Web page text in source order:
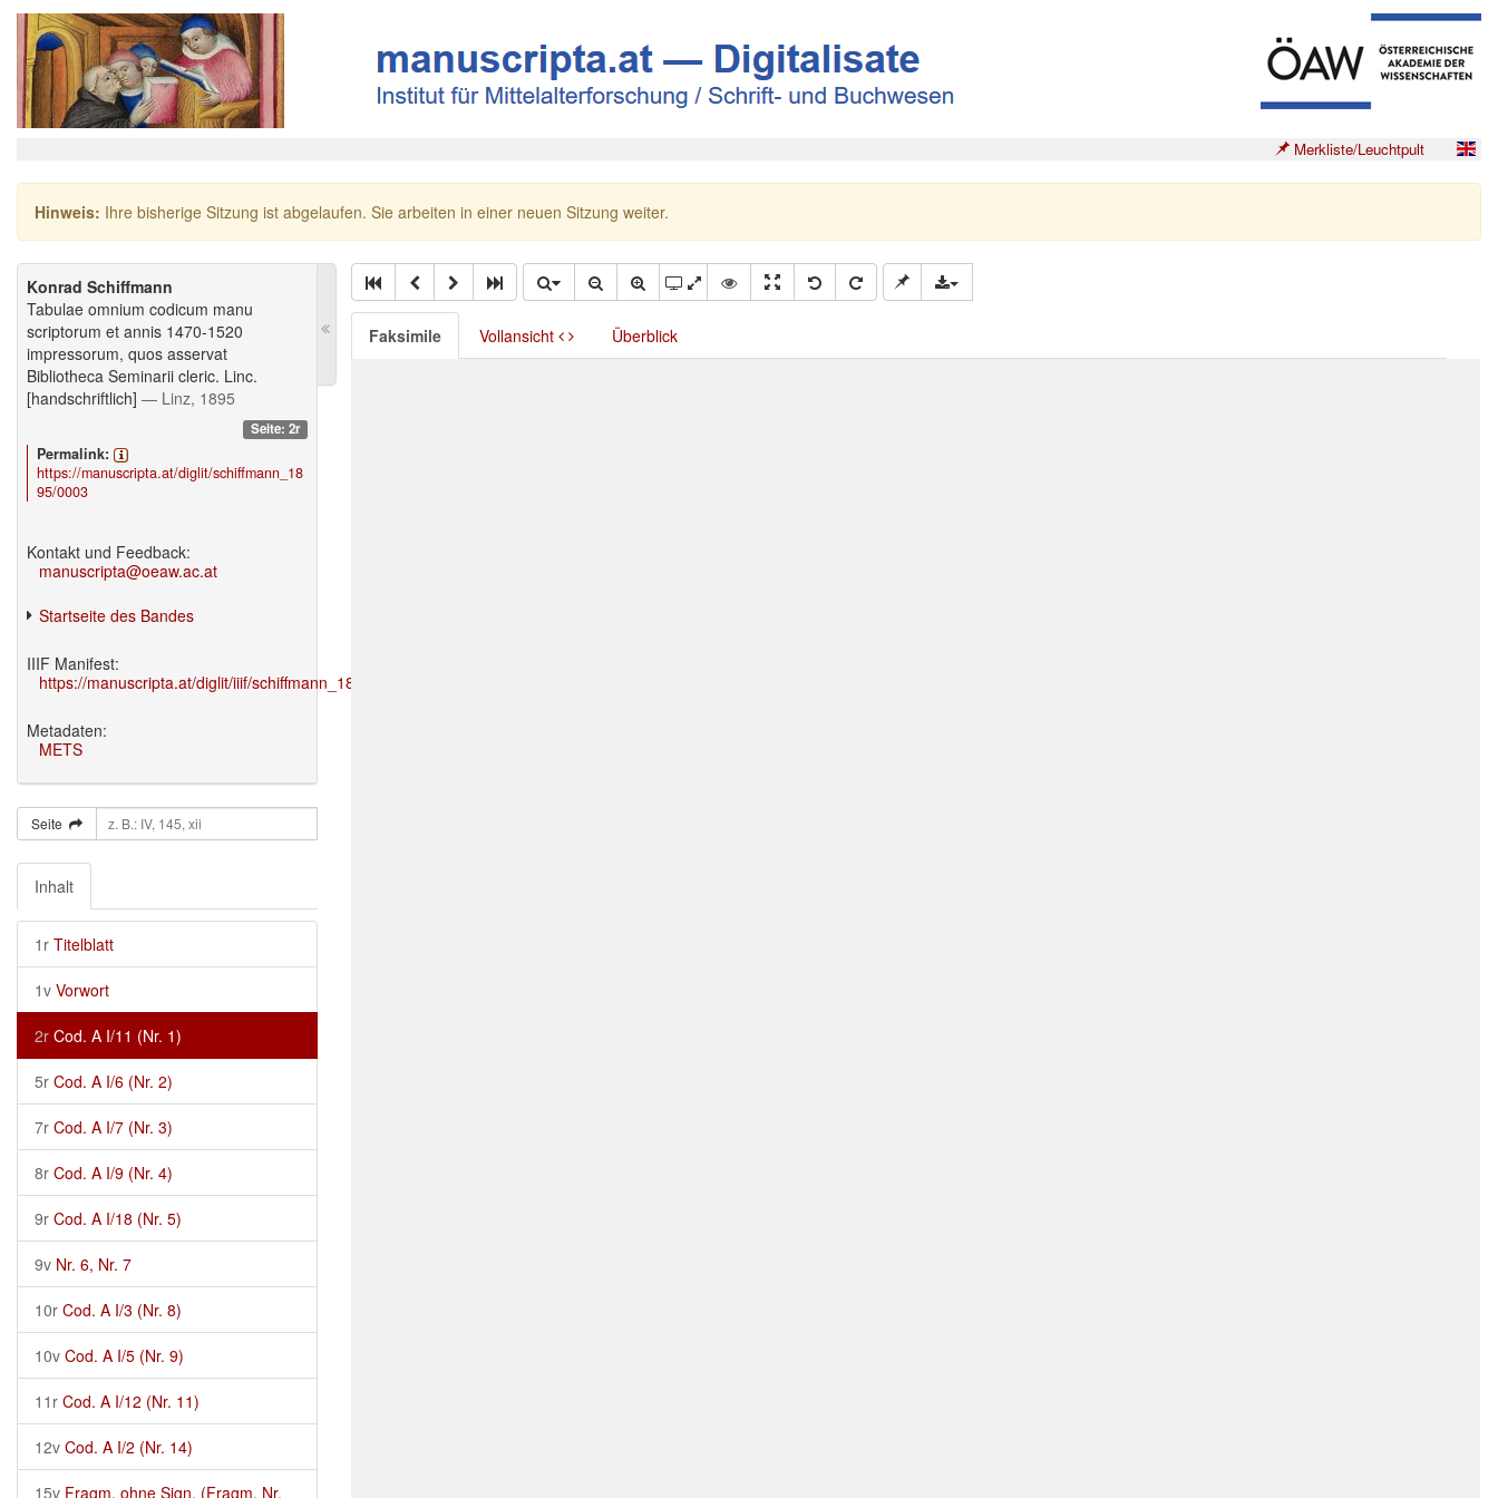
Merkliste/Leuchtpult
Hinweis: Ihre bisherige Sitzung ist abgelaufen. Sie arbeiten in einer neuen Sitzung weiter.
Konrad Schiffmann
Tabulae omnium codicum manu
scriptorum et annis 1470-1520
impressorum, quos asservat
Bibliotheca Seminarii cleric. Linc.
[handschriftlich] — Linz, 1895
Seite: 2r
Permalink:
https://manuscripta.at/diglit/schiffmann_18
95/0003
Kontakt und Feedback:
manuscripta@oeaw.ac.at
Startseite des Bandes
IIIF Manifest:
https://manuscripta.at/diglit/iiif/schiffmann_1895/manifest.json
Metadaten:
METS
Seite
Inhalt
1r Titelblatt
1v Vorwort
2r Cod. A I/11 (Nr. 1)
5r Cod. A I/6 (Nr. 2)
7r Cod. A I/7 (Nr. 3)
8r Cod. A I/9 (Nr. 4)
9r Cod. A I/18 (Nr. 5)
9v Nr. 6, Nr. 7
10r Cod. A I/3 (Nr. 8)
10v Cod. A I/5 (Nr. 9)
11r Cod. A I/12 (Nr. 11)
12v Cod. A I/2 (Nr. 14)
15v Fragm. ohne Sign. (Fragm. Nr.
Faksimile Vollansicht Überblick